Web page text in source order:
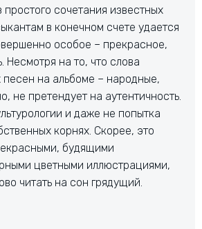
простого сочетания известных
в конечном счете удается
особое – прекрасное,
Несмотря на то, что слова
песен на альбоме – народные,
не претендует на аутентичность.
и даже не попытка
корнях. Скорее, это
будящими
цветными иллюстрациями,
читать на сон грядущий.